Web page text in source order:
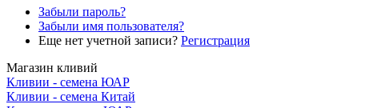
Забыли пароль?
Забыли имя пользователя?
Еще нет учетной записи? Регистрация
Магазин кливий
Кливии - семена ЮАР
Кливии - семена Китай